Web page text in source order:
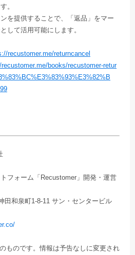
。
を提供することで、「返品」をマー
して活用可能にします。
recustomer.me/returncancel
books/recustomer-retur
フォーム「Recustomer」開発・運営
田和泉町1-8-11 サン・センタービル
ものです。情報は予告なしに変更され